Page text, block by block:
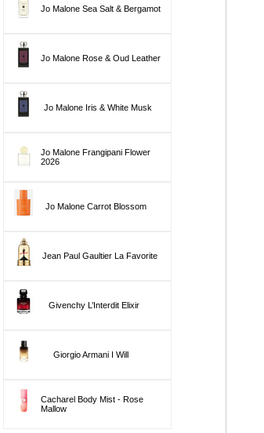
Jo Malone Sea Salt & Bergamot
Jo Malone Rose & Oud Leather
Jo Malone Iris & White Musk
Jo Malone Frangipani Flower
2026
Jo Malone Carrot Blossom
Jean Paul Gaultier La Favorite
Givenchy L’Interdit Elixir
Giorgio Armani I Will
Cacharel Body Mist - Rose
Mallow